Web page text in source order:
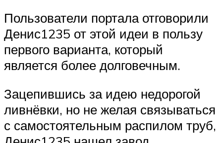
Пользователи портала отговорили
Денис1235 от этой идеи в пользу
первого варианта, который
является более долговечным.
Зацепившись за идею недорогой
ливнёвки, но не желая связываться
с самостоятельным распилом труб,